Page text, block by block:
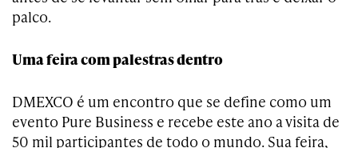
palco.
Uma feira com palestras dentro
DMEXCO é um encontro que se define como um
evento Pure Business e recebe este ano a visita de
50 mil participantes de todo o mundo. Sua feira,